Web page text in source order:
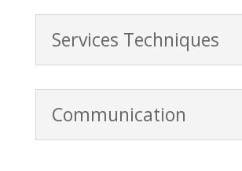
Services Techniques
Communication